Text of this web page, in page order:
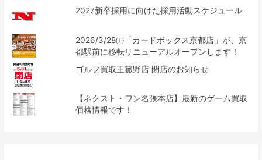
2027新卒採用に向けた採用活動スケジュール
2026/3/28㈯「カードボックス京都店」が、京
都駅前に移転リニューアルオープンします！
ゴルフ買取王菰野店 閉店のお知らせ
【ネクスト・ワン名張本店】最新のゲーム買取
価格情報です！